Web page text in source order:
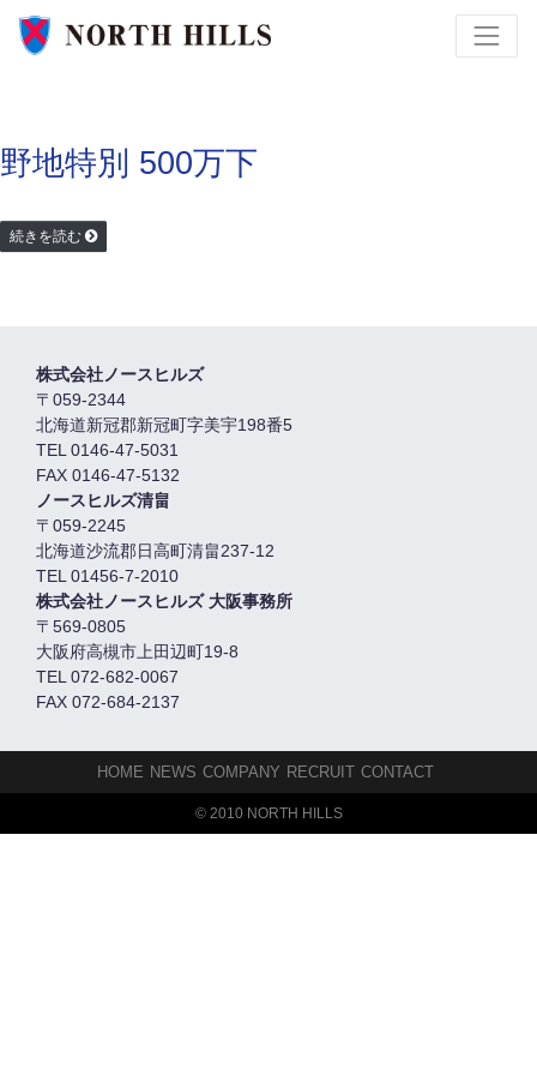
野地特別 500万下
続きを読む
株式会社ノースヒルズ
〒059-2344
北海道新冠郡新冠町字美宇198番5
TEL 0146-47-5031
FAX 0146-47-5132
ノースヒルズ清畠
〒059-2245
北海道沙流郡日高町清畠237-12
TEL 01456-7-2010
株式会社ノースヒルズ 大阪事務所
〒569-0805
大阪府高槻市上田辺町19-8
TEL 072-682-0067
FAX 072-684-2137
HOME NEWS COMPANY RECRUIT CONTACT
© 2010 NORTH HILLS